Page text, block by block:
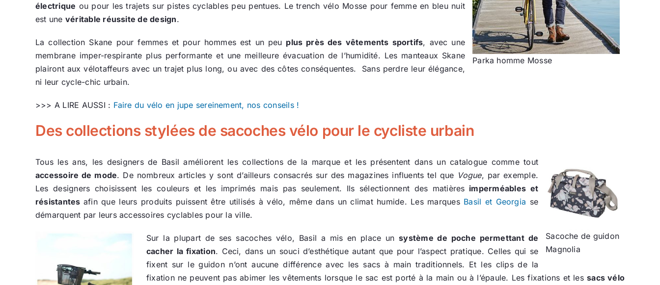
Parka homme Mosse
électrique ou pour les trajets sur pistes cyclables peu pentues. Le trench vélo Mosse pour femme en bleu nuit
est une véritable réussite de design.
La collection Skane pour femmes et pour hommes est un peu plus près des vêtements sportifs, avec une
membrane imper-respirante plus performante et une meilleure évacuation de l’humidité. Les manteaux Skane
plairont aux vélotaffeurs avec un trajet plus long, ou avec des côtes conséquentes. Sans perdre leur élégance,
ni leur cycle-chic urbain.
>>> A LIRE AUSSI : Faire du vélo en jupe sereinement, nos conseils !
Des collections stylées de sacoches vélo pour le cycliste urbain
Sacoche de guidon
Magnolia
Tous les ans, les designers de Basil améliorent les collections de la marque et les présentent dans un catalogue comme tout
accessoire de mode. De nombreux articles y sont d’ailleurs consacrés sur des magazines influents tel que Vogue, par exemple.
Les designers choisissent les couleurs et les imprimés mais pas seulement. Ils sélectionnent des matières imperméables et
résistantes afin que leurs produits puissent être utilisés à vélo, même dans un climat humide. Les marques Basil et Georgia se
démarquent par leurs accessoires cyclables pour la ville.
Sur la plupart de ses sacoches vélo, Basil a mis en place unsystème de poche permettant de
cacher la fixation. Ceci, dans un souci d’esthétique autant que pour l’aspect pratique. Celles qui se
fixent sur le guidon n’ont aucune différence avec les sacs à main traditionnels. Et les clips de la
fixation ne peuvent pas abimer les vêtements lorsque le sac est porté à la main ou à l’épaule. Les fixations et lessacs vélo